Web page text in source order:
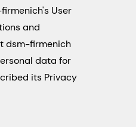
User
and
dsm-firmenich
data for
its Privacy